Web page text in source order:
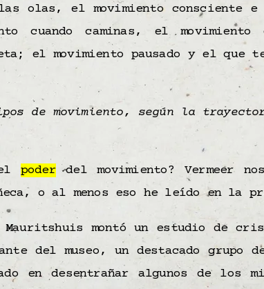
olas, el movimiento consciente e
cuando caminas, el
el movimiento pausado y el que
de movimiento, según la
poderdel movimiento? Vermeer
o al menos eso he leído en la
Mauritshuis montó un estudio de
del museo, un destacado grupo
en desentrañar algunos de los